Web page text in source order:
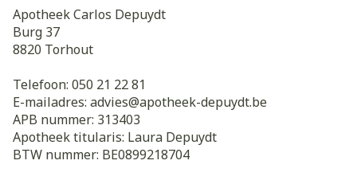
Apotheek Carlos Depuydt
Burg 37
8820 Torhout
Telefoon: 050 21 22 81
E-mailadres: advies@apotheek-depuydt.be
APB nummer: 313403
Apotheek titularis: Laura Depuydt
BTW nummer: BE0899218704